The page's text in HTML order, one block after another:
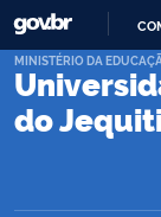
do
MINISTÉRIO DA